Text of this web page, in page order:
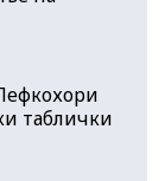
таблички